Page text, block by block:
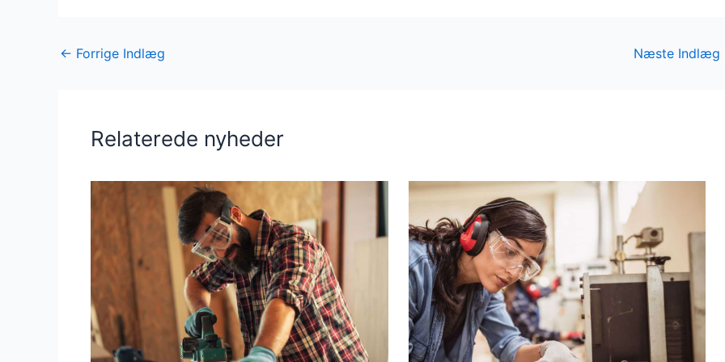
← Forrige Indlæg Næste Indlæg
Relaterede nyheder